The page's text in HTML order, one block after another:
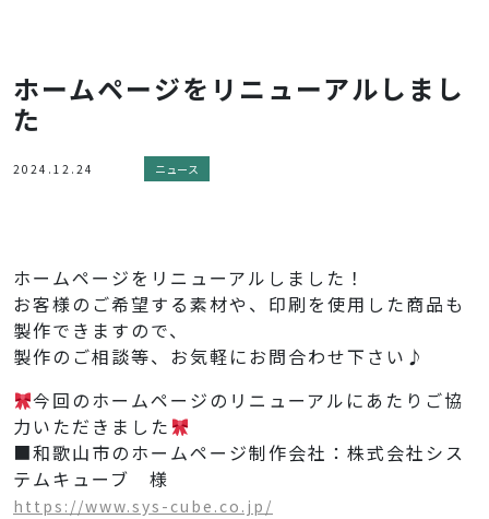
ホームページをリニューアルしまし
た
2024.12.24 ニュース
ホームページをリニューアルしました！
お客様のご希望する素材や、印刷を使用した商品も
製作できますので、
製作のご相談等、お気軽にお問合わせ下さい♪
今回のホームページのリニューアルにあたりご協
力いただきました
■和歌山市のホームページ制作会社：株式会社シス
テムキューブ 様
https://www.sys-cube.co.jp/